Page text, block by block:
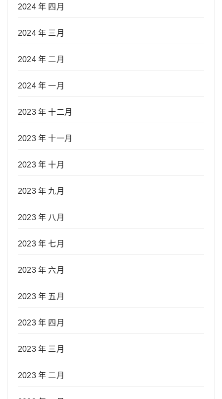
2024 年 四月
2024 年 三月
2024 年 二月
2024 年 一月
2023 年 十二月
2023 年 十一月
2023 年 十月
2023 年 九月
2023 年 八月
2023 年 七月
2023 年 六月
2023 年 五月
2023 年 四月
2023 年 三月
2023 年 二月